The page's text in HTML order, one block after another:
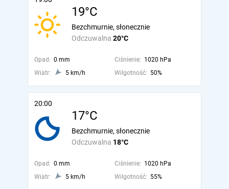
19°C
Odczuwalna 20°C
Bezchmurnie, słonecznie
Opad: 0 mm Ciśnienie: 1020 hPa
Wiatr:
5 km/h Wilgotność: 50%
20:00
17°C
Odczuwalna 18°C
Bezchmurnie, słonecznie
Opad: 0 mm Ciśnienie: 1020 hPa
Wiatr:
5 km/h Wilgotność: 55%